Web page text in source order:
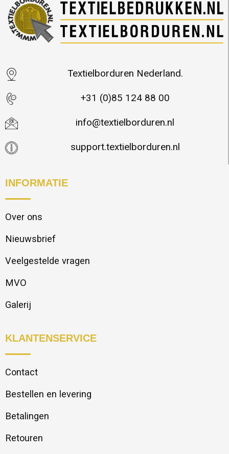
Textielborduren Nederland.
+31 (0)85 124 88 00
info@textielborduren.nl
support.textielborduren.nl
INFORMATIE
Over ons
Nieuwsbrief
Veelgestelde vragen
MVO
Galerij
KLANTENSERVICE
Contact
Bestellen en levering
Betalingen
Retouren